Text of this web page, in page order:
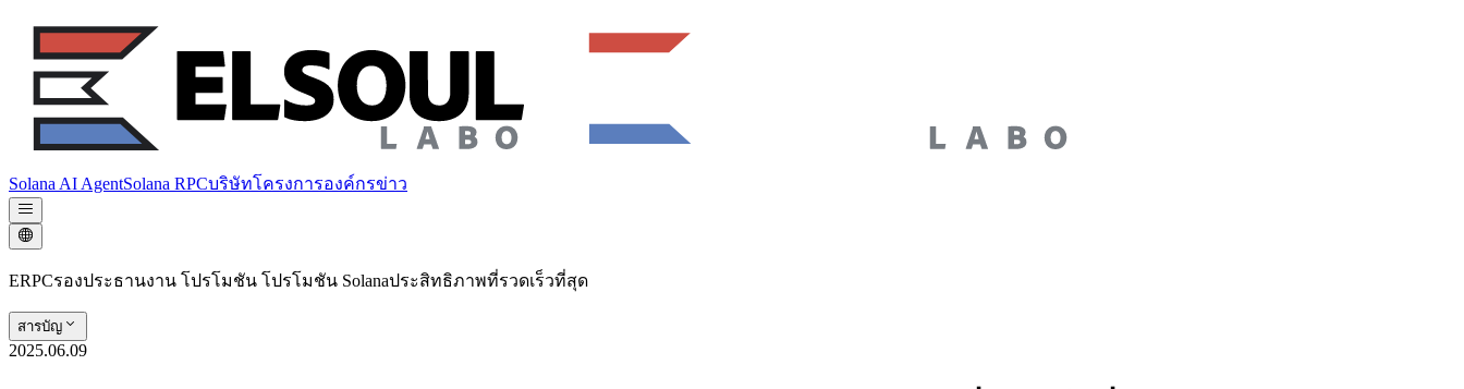
Solana AI AgentSolana RPCบริษัทโครงการองค์กรข่าว
ERPCรองประธานงาน โปรโมชัน โปรโมชัน Solanaประสิทธิภาพที่รวดเร็วที่สุด
สารบัญ
2025.06.09